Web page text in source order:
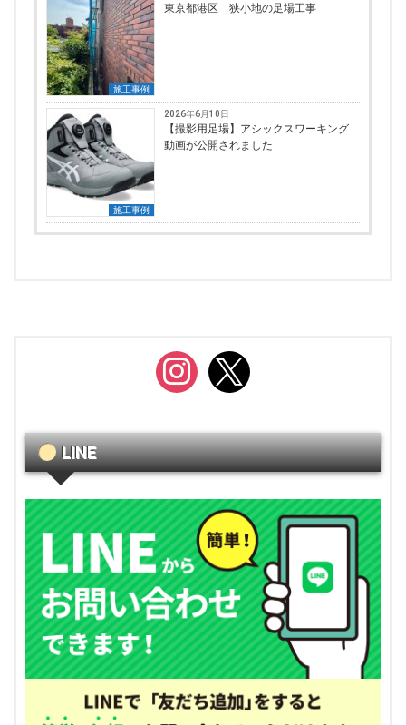
施工事例
東京都港区 狭小地の足場工事
施工事例
2026年6月10日
【撮影用足場】アシックスワーキング
動画が公開されました
instagram
x
LINE